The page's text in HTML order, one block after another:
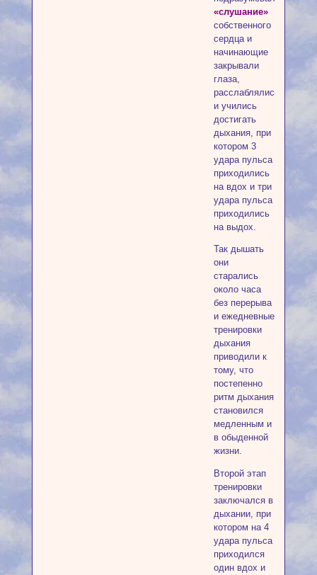
«слушание»
собственного
сердца и
начинающие
закрывали
глаза,
расслаблялись
и учились
достигать
дыхания, при
котором 3
удара пульса
приходились
на вдох и три
удара пульса
приходились
на выдох.
Так дышать
они
старались
около часа
без перерыва
и ежедневные
тренировки
дыхания
приводили к
тому, что
постепенно
ритм дыхания
становился
медленным и
в обыденной
жизни.
Второй этап
тренировки
заключался в
дыхании, при
котором на 4
удара пульса
приходился
один вдох и